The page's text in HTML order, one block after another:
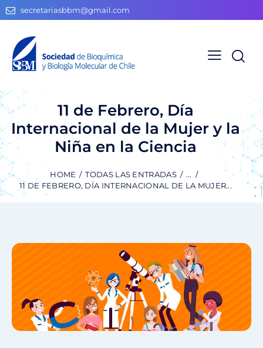
secretariasbbm@gmail.com
11 de Febrero, Día
Internacional de la Mujer y la
Niña en la Ciencia
HOME TODAS LAS ENTRADAS
...
11 DE FEBRERO, DÍA INTERNACIONAL DE LA MUJER...